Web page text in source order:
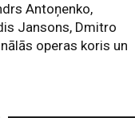
Antoņenko,
Jansons, Dmitro
operas koris un